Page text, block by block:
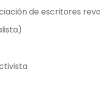
de escritores